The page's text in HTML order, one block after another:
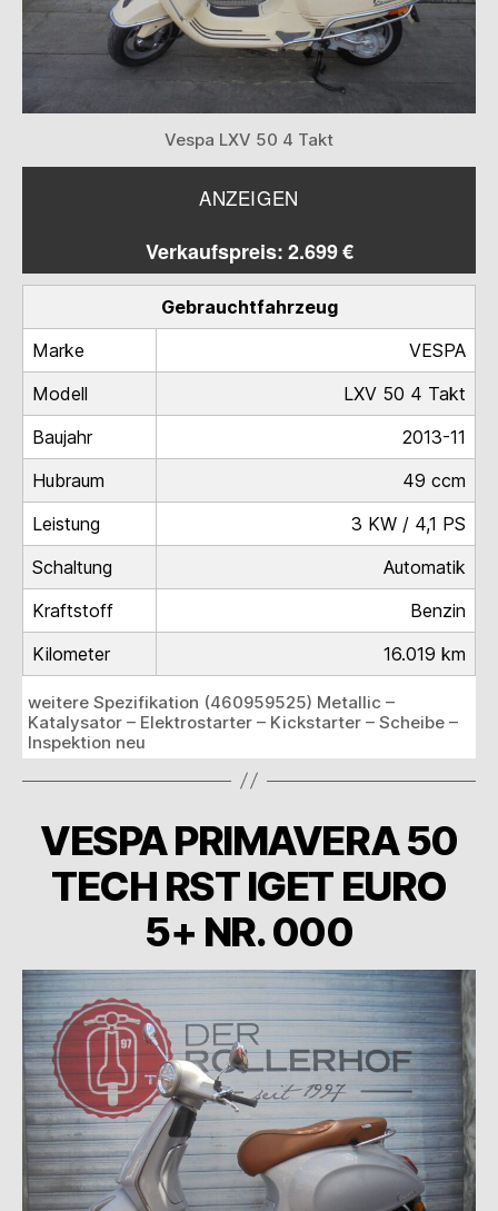
Vespa LXV 50 4 Takt
ANZEIGEN
Verkaufspreis: 2.699 €
Gebrauchtfahrzeug
Marke
VESPA
Modell
LXV 50 4 Takt
Baujahr
2013-11
Hubraum
49 ccm
Leistung
3 KW / 4,1 PS
Schaltung
Automatik
Kraftstoff
Benzin
Kilometer
16.019 km
weitere Spezifikation (460959525) Metallic –
Katalysator – Elektrostarter – Kickstarter – Scheibe –
Inspektion neu
VESPA PRIMAVERA 50
TECH RST IGET EURO
5+ NR. 000